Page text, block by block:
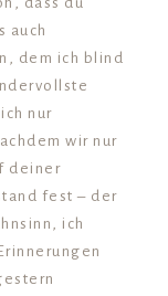
auch
dem ich blind
nur
wir nur
deiner
fest – der
ich